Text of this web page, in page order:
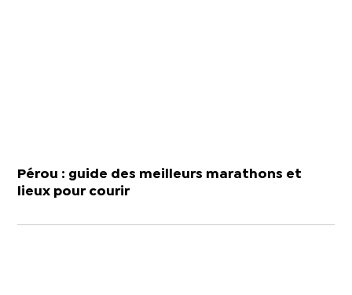
Pérou : guide des meilleurs marathons et
lieux pour courir